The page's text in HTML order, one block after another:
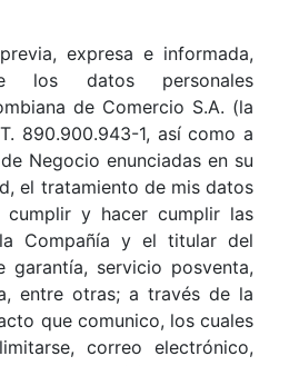
expresa e informada,
los datos personales
de Comercio S.A. (la
890.900.943-1, así como a
Negocio enunciadas en su
el tratamiento de mis datos
cumplir y hacer cumplir las
Compañía y el titular del
servicio posventa,
entre otras; a través de la
que comunico, los cuales
correo electrónico,